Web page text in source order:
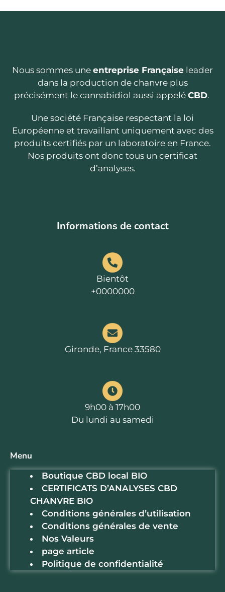
Nous sommes une entreprise Française leader
dans la production de chanvre plus
précisément le cannabidiol aussi appelé CBD.
Une société Française respectant la loi
Européenne et travaillant uniquement avec des
produits certifiés par un laboratoire en France.
Nos produits ont donc tous un certificat
d’analyses.
Informations de contact
Bientôt
+0000000
Gironde, France 33580
9h00 à 17h00
Du lundi au samedi
Menu
Boutique CBD local BIO
CERTIFICATS D’ANALYSES CBD
CHANVRE BIO
Conditions générales d’utilisation
Conditions générales de vente
Nos Valeurs
page article
Politique de confidentialité